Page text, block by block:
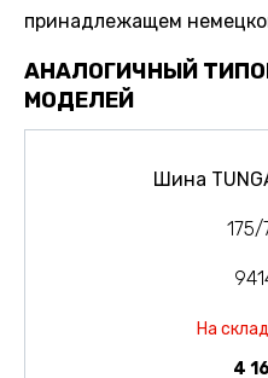
принадлежащем
АНАЛОГИЧНЫЙ
МОДЕЛЕЙ
Шина
175/
На
4